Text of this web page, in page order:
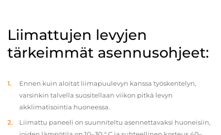
Liimattujen levyjen
tärkeimmät asennusohjeet:
Ennen kuin aloitat liimapuulevyn kanssa työskentelyn,
varsinkin talvella suositellaan viikon pitkä levyn
akklimatisointia huoneessa.
Liimattu paneeli on suunniteltu asennettavaksi huoneisiin,